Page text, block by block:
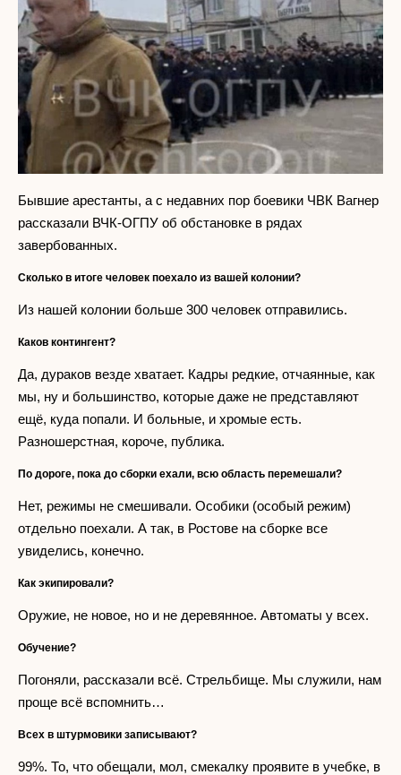
Бывшие арестанты, а с недавних пор боевики ЧВК Вагнер
рассказали ВЧК-ОГПУ об обстановке в рядах
завербованных.
Сколько в итоге человек поехало из вашей колонии?
Из нашей колонии больше 300 человек отправились.
Каков контингент?
Да, дураков везде хватает. Кадры редкие, отчаянные, как
мы, ну и большинство, которые даже не представляют
ещё, куда попали. И больные, и хромые есть.
Разношерстная, короче, публика.
По дороге, пока до сборки ехали, всю область перемешали?
Нет, режимы не смешивали. Особики (особый режим)
отдельно поехали. А так, в Ростове на сборке все
увиделись, конечно.
Как экипировали?
Оружие, не новое, но и не деревянное. Автоматы у всех.
Обучение?
Погоняли, рассказали всё. Стрельбище. Мы служили, нам
проще всё вспомнить…
Всех в штурмовики записывают?
99%. То, что обещали, мол, смекалку проявите в учебке, в